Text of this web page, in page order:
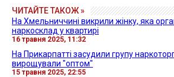
ЧИТАЙТЕ ТАКОЖ »
На Хмельниччині викрили жінку, яка
наркосклад у квартирі
16 травня 2025, 11:32
На Прикарпатті засудили групу
вирощували "оптом"
15 травня 2025, 22:55